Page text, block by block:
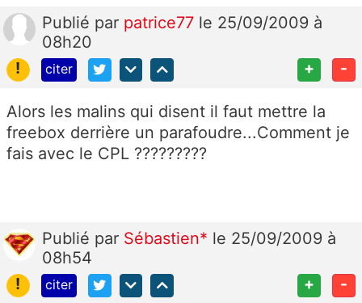
Publié par patrice77 le 25/09/2009 à
08h20
!
citer + -
Alors les malins qui disent il faut mettre la
freebox derrière un parafoudre...Comment je
fais avec le CPL ?????????
Publié par Sébastien* le 25/09/2009 à
08h54
!
citer + -